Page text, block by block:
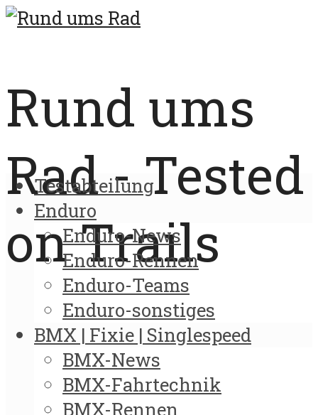
Rund ums
Rad - Tested
on Trails
Testabteilung
Enduro
Enduro-News
Enduro-Rennen
Enduro-Teams
Enduro-sonstiges
BMX | Fixie | Singlespeed
BMX-News
BMX-Fahrtechnik
BMX-Rennen